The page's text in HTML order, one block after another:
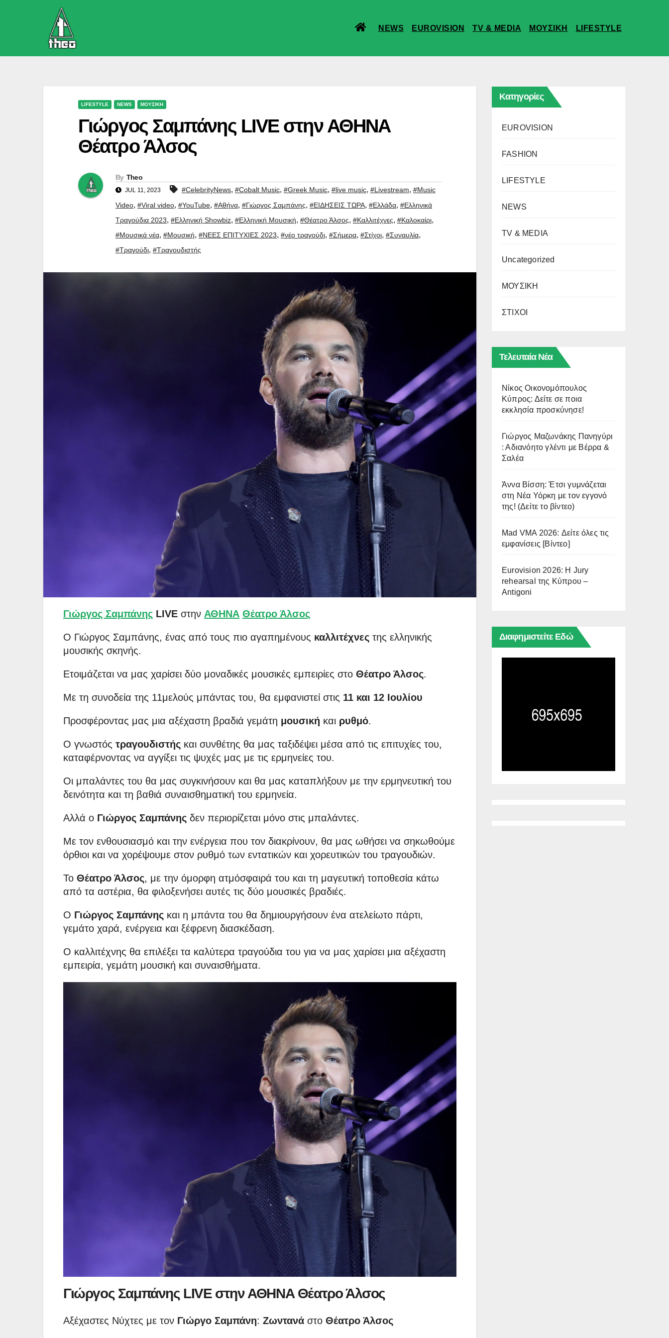
NEWS EUROVISION TV & MEDIA ΜΟΥΣΙΚΗ LIFESTYLE
LIFESTYLE NEWS ΜΟΥΣΙΚΗ
Γιώργος Σαμπάνης LIVE στην ΑΘΗΝΑ
Θέατρο Άλσος
By Theo
JUL 11, 2023 #CelebrityNews, #Cobalt Music, #Greek Music, #live music, #Livestream, #Music
Video, #Viral video, #YouTube, #Αθήνα, #Γιώργος Σαμπάνης, #ΕΙΔΗΣΕΙΣ ΤΩΡΑ, #Ελλάδα, #Ελληνικά
Τραγούδια 2023, #Ελληνική Showbiz, #Ελληνική Μουσική, #Θέατρο Άλσος, #Καλλιτέχνες, #Καλοκαίρι,
#Μουσικά νέα, #Μουσική, #ΝΕΕΣ ΕΠΙΤΥΧΙΕΣ 2023, #νέο τραγούδι, #Σήμερα, #Στίχοι, #Συναυλία,
#Τραγούδι, #Τραγουδιστής
Γιώργος Σαμπάνης LIVE στην ΑΘΗΝΑ Θέατρο Άλσος
Ο Γιώργος Σαμπάνης, ένας από τους πιο αγαπημένους καλλιτέχνες της ελληνικής
μουσικής σκηνής.
Ετοιμάζεται να μας χαρίσει δύο μοναδικές μουσικές εμπειρίες στο Θέατρο Άλσος.
Με τη συνοδεία της 11μελούς μπάντας του, θα εμφανιστεί στις 11 και 12 Ιουλίου
Προσφέροντας μας μια αξέχαστη βραδιά γεμάτη μουσική και ρυθμό.
Ο γνωστός τραγουδιστής και συνθέτης θα μας ταξιδέψει μέσα από τις επιτυχίες του,
καταφέρνοντας να αγγίξει τις ψυχές μας με τις ερμηνείες του.
Οι μπαλάντες του θα μας συγκινήσουν και θα μας καταπλήξουν με την ερμηνευτική του
δεινότητα και τη βαθιά συναισθηματική του ερμηνεία.
Αλλά ο Γιώργος Σαμπάνης δεν περιορίζεται μόνο στις μπαλάντες.
Με τον ενθουσιασμό και την ενέργεια που τον διακρίνουν, θα μας ωθήσει να σηκωθούμε
όρθιοι και να χορέψουμε στον ρυθμό των εντατικών και χορευτικών του τραγουδιών.
Το Θέατρο Άλσος, με την όμορφη ατμόσφαιρά του και τη μαγευτική τοποθεσία κάτω
από τα αστέρια, θα φιλοξενήσει αυτές τις δύο μουσικές βραδιές.
Ο Γιώργος Σαμπάνης και η μπάντα του θα δημιουργήσουν ένα ατελείωτο πάρτι,
γεμάτο χαρά, ενέργεια και ξέφρενη διασκέδαση.
Ο καλλιτέχνης θα επιλέξει τα καλύτερα τραγούδια του για να μας χαρίσει μια αξέχαστη
εμπειρία, γεμάτη μουσική και συναισθήματα.
Γιώργος Σαμπάνης LIVE στην ΑΘΗΝΑ Θέατρο Άλσος
Αξέχαστες Νύχτες με τον Γιώργο Σαμπάνη: Ζωντανά στο Θέατρο Άλσος
Κατηγορίες
EUROVISION
FASHION
LIFESTYLE
NEWS
TV & MEDIA
Uncategorized
ΜΟΥΣΙΚΗ
ΣΤΙΧΟΙ
Τελευταία Νέα
Νίκος Οικονομόπουλος
Κύπρος: Δείτε σε ποια
εκκλησία προσκύνησε!
Γιώργος Μαζωνάκης Πανηγύρι
: Αδιανόητο γλέντι με Βέρρα &
Σαλέα
Άννα Βίσση: Έτσι γυμνάζεται
στη Νέα Υόρκη με τον εγγονό
της! (Δείτε το βίντεο)
Mad VMA 2026: Δείτε όλες τις
εμφανίσεις [Βίντεο]
Eurovision 2026: Η Jury
rehearsal της Κύπρου –
Antigoni
Διαφημιστείτε Εδώ